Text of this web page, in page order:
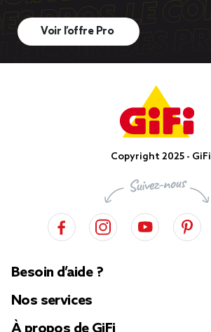
Voir l’offre Pro
Copyright 2025 - GiFi
Besoin d’aide ?
Nos services